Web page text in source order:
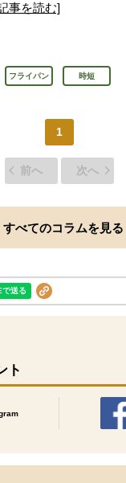
事を読む]
フライパン 時短
1
前へ 次へ
すべてのコラムを見る
ト
ィンドウで開きます。